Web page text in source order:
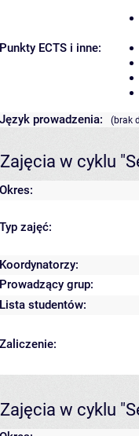
Punkty ECTS i inne:
Język prowadzenia:
(brak
Zajęcia w cyklu
Okres:
Typ zajęć:
Koordynatorzy:
Prowadzący grup:
Lista studentów:
Zaliczenie:
Zajęcia w cyklu